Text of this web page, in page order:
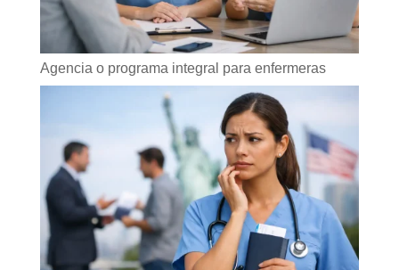
Agencia o programa integral para enfermeras